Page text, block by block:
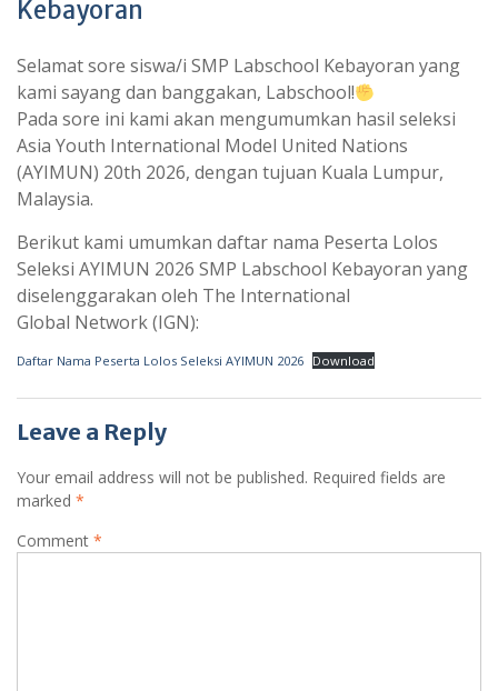
Kebayoran
Selamat sore siswa/i SMP Labschool Kebayoran yang
kami sayang dan banggakan, Labschool!
Pada sore ini kami akan mengumumkan hasil seleksi
Asia Youth International Model United Nations
(AYIMUN) 20th 2026, dengan tujuan Kuala Lumpur,
Malaysia.
Berikut kami umumkan daftar nama Peserta Lolos
Seleksi AYIMUN 2026 SMP Labschool Kebayoran yang
diselenggarakan oleh The International
Global Network (IGN):
Daftar Nama Peserta Lolos Seleksi AYIMUN 2026 Download
Leave a Reply
Your email address will not be published. Required fields are
marked *
Comment *